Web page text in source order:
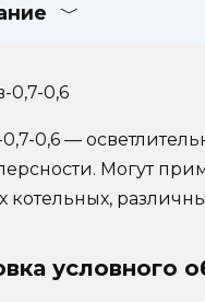
0,6 —
Могут
котельных,
условного